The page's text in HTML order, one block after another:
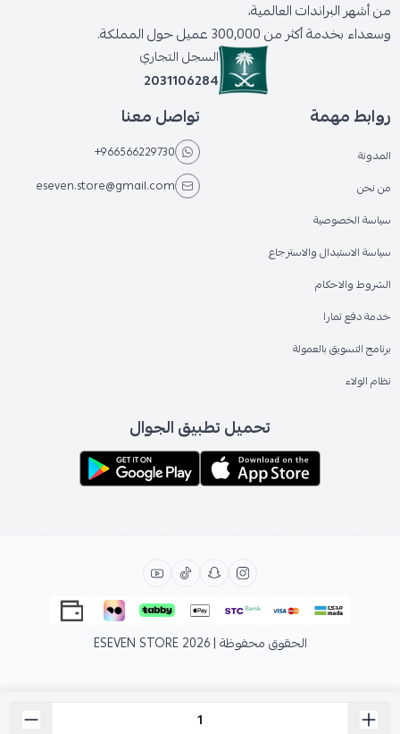
من أشهر البراندات العالمية،
وسعداء بخدمة أكثر من 300,000 عميل حول المملكة.
السجل التجاري
2031106284
روابط مهمة
المدونة
من نحن
سياسة الخصوصية
سياسة الاستبدال والاسترجاع
الشروط والاحكام
خدمة دفع تمارا
برنامج التسويق بالعمولة
نظام الولاء
تواصل معنا
+966566229730
eseven.store@gmail.com
تحميل تطبيق الجوال
الحقوق محفوظة | 2026 ESEVEN STORE